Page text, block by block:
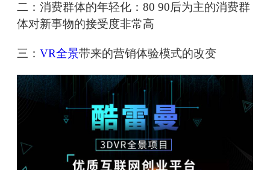
二：消费群体的年轻化：80 90后为主的消费群
体对新事物的接受度非常高
三： VR全景带来的营销体验模式的改变